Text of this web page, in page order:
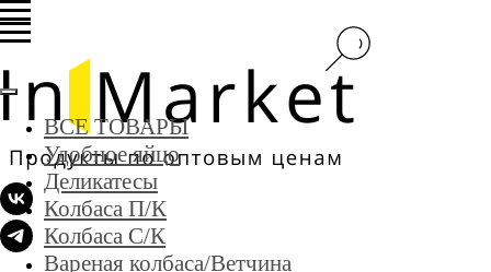
ВСЕ ТОВАРЫ
Удобное яйцо
Деликатесы
Колбаса П/К
Колбаса С/К
Вареная колбаса/Ветчина